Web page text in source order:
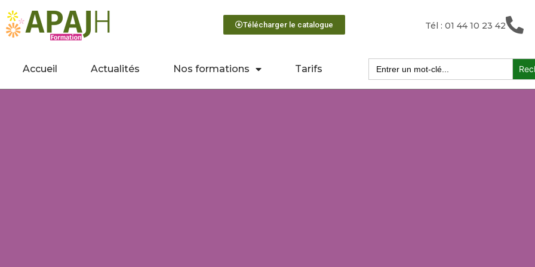
Télécharger le catalogue Tél : 01 44 10 23 42
Accueil Actualités Nos formations Tarifs
Search
for: